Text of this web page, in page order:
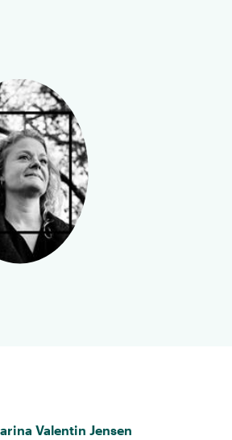
Valentin Jensen